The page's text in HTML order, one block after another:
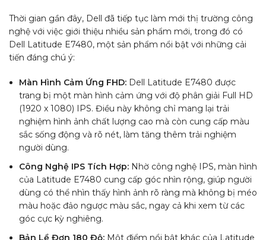
Thời gian gần đây, Dell đã tiếp tục làm mới thị trường công
nghệ với việc giới thiệu nhiều sản phẩm mới, trong đó có
Dell Latitude E7480, một sản phẩm nổi bật với những cải
tiến đáng chú ý:
Màn Hình Cảm Ứng FHD: Dell Latitude E7480 được
trang bị một màn hình cảm ứng với độ phân giải Full HD
(1920 x 1080) IPS. Điều này không chỉ mang lại trải
nghiệm hình ảnh chất lượng cao mà còn cung cấp màu
sắc sống động và rõ nét, làm tăng thêm trải nghiệm
người dùng.
Công Nghệ IPS Tích Hợp: Nhờ công nghệ IPS, màn hình
của Latitude E7480 cung cấp góc nhìn rộng, giúp người
dùng có thể nhìn thấy hình ảnh rõ ràng mà không bị méo
màu hoặc đảo ngược màu sắc, ngay cả khi xem từ các
góc cực kỳ nghiêng.